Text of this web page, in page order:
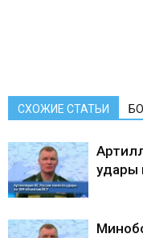
СХОЖИЕ СТАТЬИ
удары